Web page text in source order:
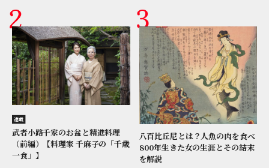
連載
武者小路千家のお盆と精進料理
（前編）【料理家 千麻子の「千歳
一食」】
八百比丘尼とは？人魚の肉を食べ
800年生きた女の生涯とその結末
を解説